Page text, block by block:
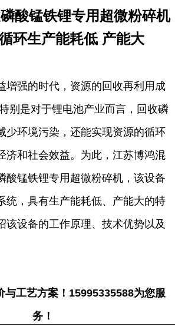
酸锰铁锂专用超微粉碎机
环生产能耗低 产能大
增强的时代，资源的回收再利用成
别是对于锂电池产业而言，回收磷
少环境污染，还能实现资源的循环
济和社会效益。为此，江苏博鸿混
酸锰铁锂专用超微粉碎机，该设备
统，具有生产能耗低、产能大的特
该设备的工作原理、技术优势以及
与工艺方案！15995335588为您服
务！